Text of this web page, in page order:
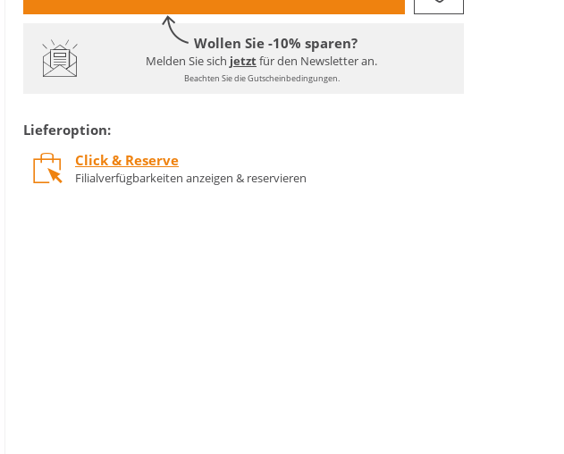
Wollen Sie -10% sparen?
Melden Sie sich jetztfür den Newsletter an.
Beachten Sie die Gutscheinbedingungen.
Lieferoption:
Click & Reserve
Filialverfügbarkeiten anzeigen & reservieren